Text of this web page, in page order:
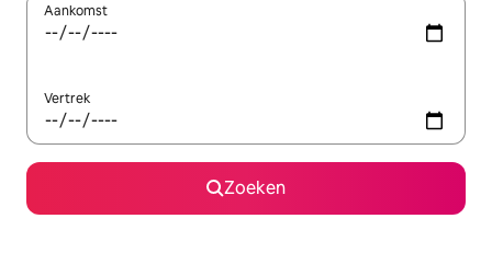
Aankomst
Vertrek
Zoeken